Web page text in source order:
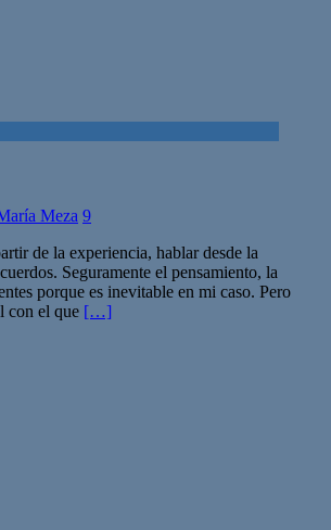
Meza 9
de la experiencia, hablar desde la
Seguramente el pensamiento, la
porque es inevitable en mi caso. Pero
con el que […]